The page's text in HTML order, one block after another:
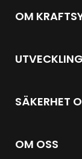
OM
SÄKERHET
OM OSS